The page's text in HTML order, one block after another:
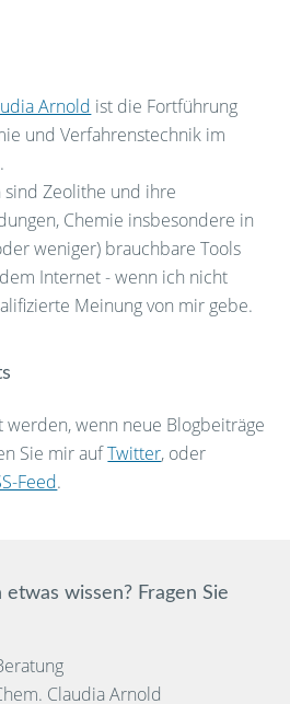
Arnold ist die Fortführung
und Verfahrenstechnik im
sind Zeolithe und ihre
Chemie insbesondere in
weniger) brauchbare Tools
Internet - wenn ich nicht
Meinung von mir gebe.
wenn neue Blogbeiträge
Sie mir aufTwitter, oder
Feed.
wissen? Fragen Sie
Claudia Arnold